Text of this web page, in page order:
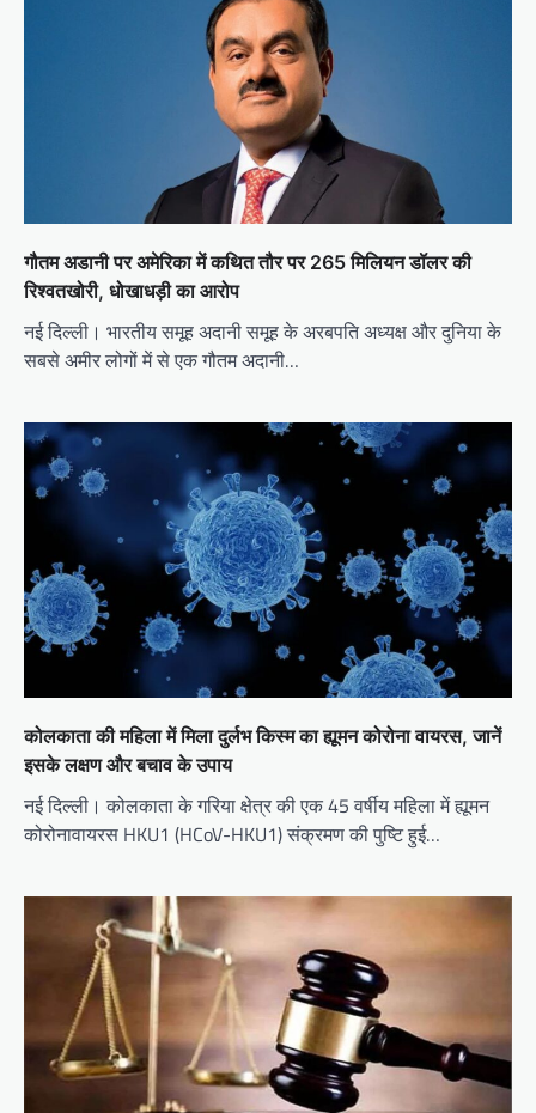
गौतम अडानी पर अमेरिका में कथित तौर पर 265 मिलियन डॉलर की
रिश्वतखोरी, धोखाधड़ी का आरोप
नई दिल्ली। भारतीय समूह अदानी समूह के अरबपति अध्यक्ष और दुनिया के
सबसे अमीर लोगों में से एक गौतम अदानी…
कोलकाता की महिला में मिला दुर्लभ किस्म का ह्यूमन कोरोना वायरस, जानें
इसके लक्षण और बचाव के उपाय
नई दिल्ली। कोलकाता के गरिया क्षेत्र की एक 45 वर्षीय महिला में ह्यूमन
कोरोनावायरस HKU1 (HCoV-HKU1) संक्रमण की पुष्टि हुई…